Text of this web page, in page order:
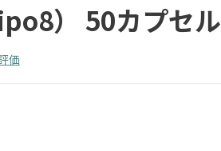
） 50カプセル
価